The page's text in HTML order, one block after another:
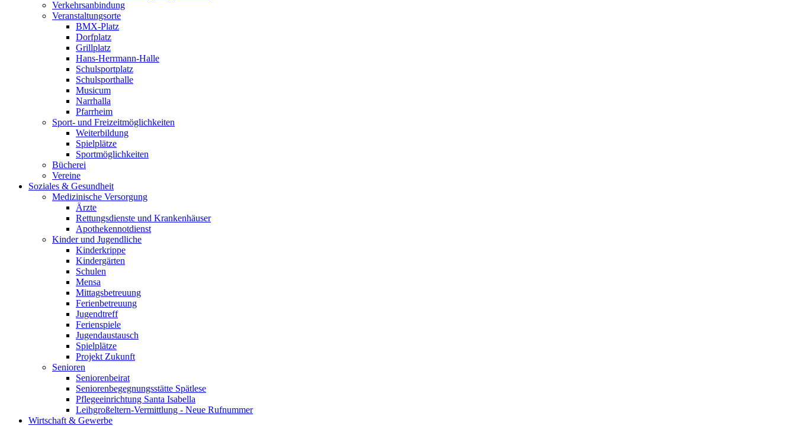
Verkehrsanbindung
Veranstaltungsorte
BMX-Platz
Dorfplatz
Grillplatz
Hans-Herrmann-Halle
Schulsportplatz
Schulsporthalle
Musicum
Narrhalla
Pfarrheim
Sport- und Freizeitmöglichkeiten
Weiterbildung
Spielplätze
Sportmöglichkeiten
Bücherei
Vereine
Soziales & Gesundheit
Medizinische Versorgung
Ärzte
Rettungsdienste und Krankenhäuser
Apothekennotdienst
Kinder und Jugendliche
Kinderkrippe
Kindergärten
Schulen
Mensa
Mittagsbetreuung
Ferienbetreuung
Jugendtreff
Ferienspiele
Jugendaustausch
Spielplätze
Projekt Zukunft
Senioren
Seniorenbeirat
Seniorenbegegnungsstätte Spätlese
Pflegeeinrichtung Santa Isabella
Leihgroßeltern-Vermittlung - Neue Rufnummer
Wirtschaft & Gewerbe